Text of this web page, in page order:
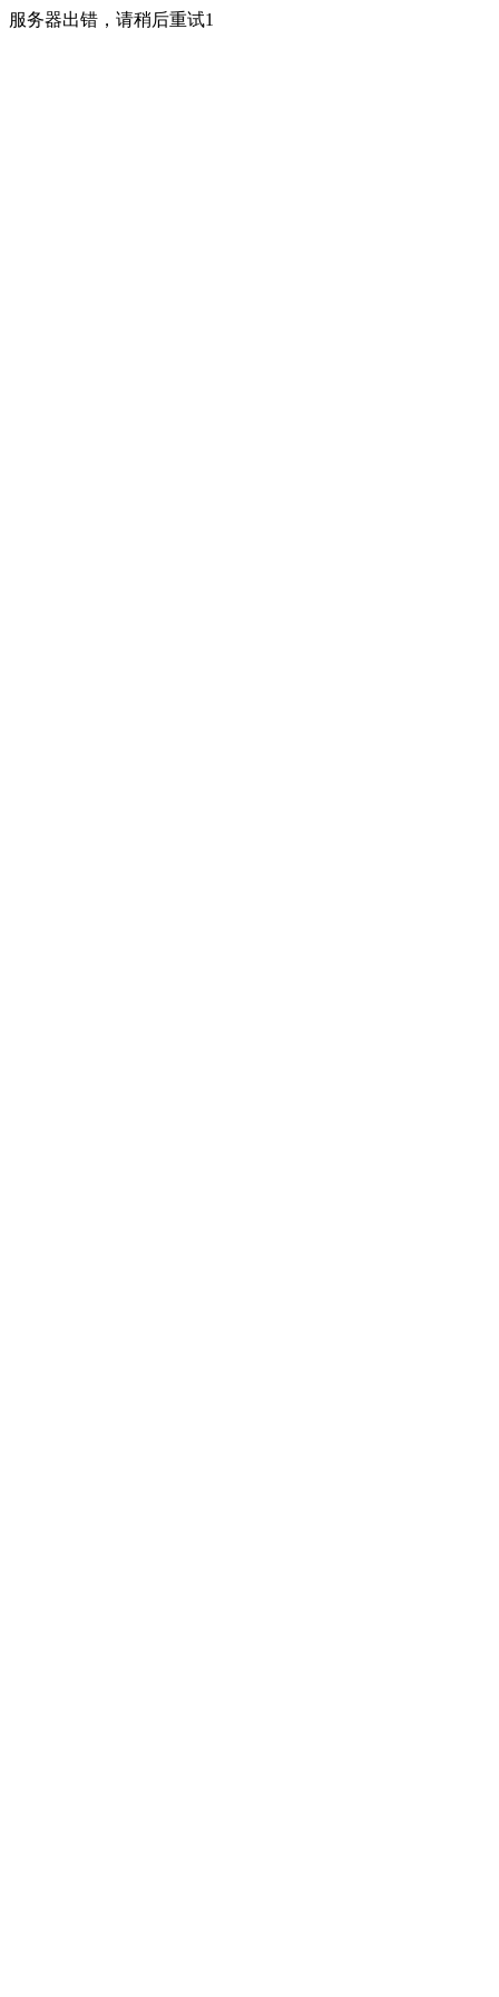
服务器出错，请稍后重试1